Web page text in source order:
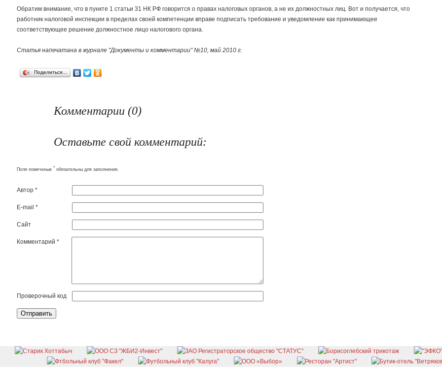
Обратим внимание, что в пункте 1 статьи 31 НК РФ говорится о правах налоговых органов, а не их должностных лиц. Вот и получается, что
работник налоговой инспекции в пределах своей компетенции вправе подписать требование и уведомление как принимающее
соответствующее решение должностное лицо налогового органа.
Статья напечатана в журнале "Документы и комментарии" №10, май 2010 г.
Поделиться…
Комментарии (0)
Оставьте свой комментарий:
Поля помеченые * обязательны для заполнения.
Автор *
E-mail *
Сайт
Комментарий *
Проверочный код